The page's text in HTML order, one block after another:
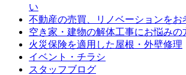
い
不動産の売買、リノベーションをお
空き家・建物の解体工事にお悩みの
火災保険を適用した屋根・外壁修理
イベント・チラシ
スタッフブログ